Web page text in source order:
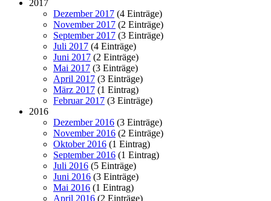
2017
Dezember 2017 (4 Einträge)
November 2017 (2 Einträge)
September 2017 (3 Einträge)
Juli 2017 (4 Einträge)
Juni 2017 (2 Einträge)
Mai 2017 (3 Einträge)
April 2017 (3 Einträge)
März 2017 (1 Eintrag)
Februar 2017 (3 Einträge)
2016
Dezember 2016 (3 Einträge)
November 2016 (2 Einträge)
Oktober 2016 (1 Eintrag)
September 2016 (1 Eintrag)
Juli 2016 (5 Einträge)
Juni 2016 (3 Einträge)
Mai 2016 (1 Eintrag)
April 2016 (2 Einträge)